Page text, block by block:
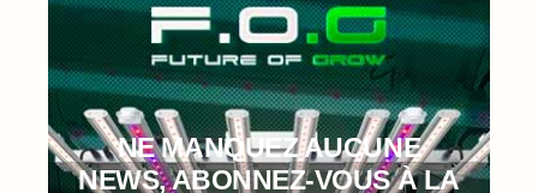
NE MANQUEZ AUCUNE
NEWS, ABONNEZ-VOUS À LA